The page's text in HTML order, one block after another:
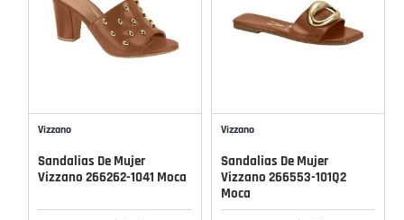
Vizzano
Sandalias De Mujer
Vizzano 266262-1041 Moca
Vizzano
Sandalias De Mujer
Vizzano 266553-101Q2
Moca